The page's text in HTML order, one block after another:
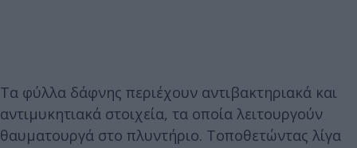
Τα φύλλα δάφνης περιέχουν αντιβακτηριακά και
αντιμυκητιακά στοιχεία, τα οποία λειτουργούν
θαυματουργά στο πλυντήριο. Τοποθετώντας λίγα